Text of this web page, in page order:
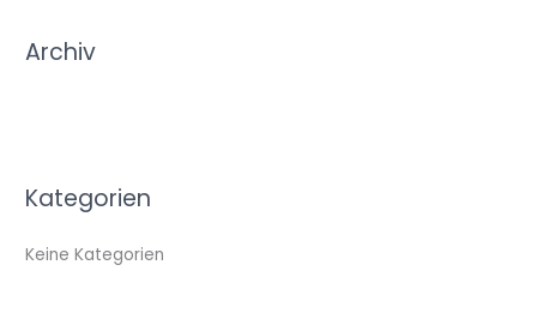
hArchiv
Kategorien
Keine Kategorien